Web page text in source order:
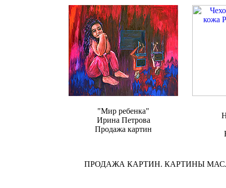
"Мир ребенка"
Ирина Петрова
Продажа картин
ПРОДАЖА КАРТИН. КАРТИНЫ